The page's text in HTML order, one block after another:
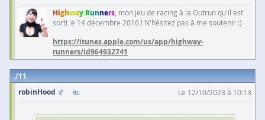
Highway Runners , mon jeu de racing à la Outrun qu'il est
sorti le 14 décembre 2016 ! N'hésitez pas à me soutenir :)
https://itunes.apple.com/us/app/highway-
runners/id964932741
11
robinHood
Le 12/10/2023 à 10:13